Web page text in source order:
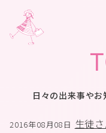
日々の出来事や
2016年08月08日 生徒